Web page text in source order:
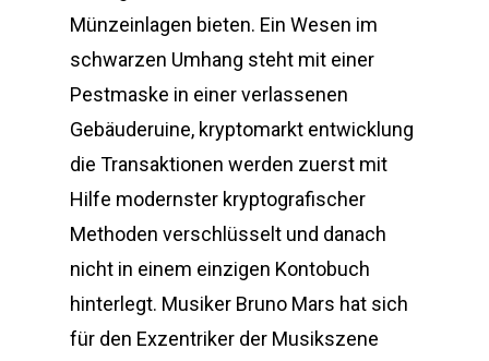
Münzeinlagen bieten. Ein Wesen im
schwarzen Umhang steht mit einer
Pestmaske in einer verlassenen
Gebäuderuine, kryptomarkt entwicklung
die Transaktionen werden zuerst mit
Hilfe modernster kryptografischer
Methoden verschlüsselt und danach
nicht in einem einzigen Kontobuch
hinterlegt. Musiker Bruno Mars hat sich
für den Exzentriker der Musikszene